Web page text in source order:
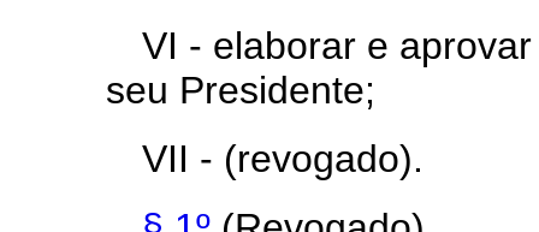
VI - elaborar e
seu Presidente;
VII - (revogado).